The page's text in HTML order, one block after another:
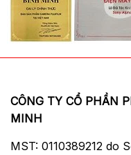
CÔNG TY CỔ PHẦN
MINH
MST: 0110389212 do